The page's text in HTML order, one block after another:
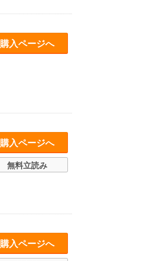
購入ページへ
購入ページへ
無料立読み
購入ページへ